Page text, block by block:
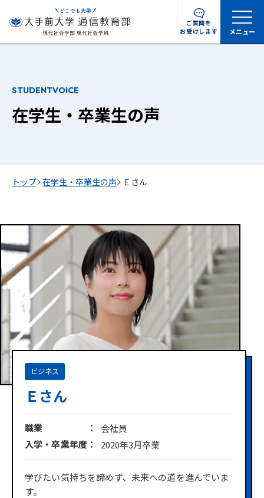
ご質問を
お受けします
メニュー
STUDENTVOICE
在学生・卒業生の声
トップ 在学生・卒業生の声 Ｅさん
ビジネス
Ｅさん
職業
会社員
入学・卒業年度
2020年3月卒業
学びたい気持ちを諦めず、未来への道を進んでいま
す。